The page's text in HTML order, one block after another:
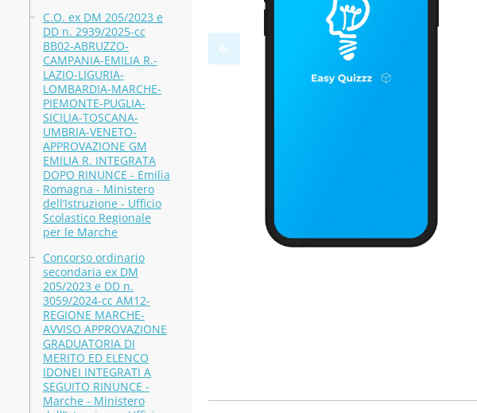
C.O. ex DM 205/2023 e
DD n. 2939/2025-cc
BB02-ABRUZZO-
CAMPANIA-EMILIA R.-
LAZIO-LIGURIA-
LOMBARDIA-MARCHE-
PIEMONTE-PUGLIA-
SICILIA-TOSCANA-
UMBRIA-VENETO-
APPROVAZIONE GM
EMILIA R. INTEGRATA
DOPO RINUNCE - Emilia
Romagna - Ministero
dell’Istruzione - Ufficio
Scolastico Regionale
per le Marche
Concorso ordinario
secondaria ex DM
205/2023 e DD n.
3059/2024-cc AM12-
REGIONE MARCHE-
AVVISO APPROVAZIONE
GRADUATORIA DI
MERITO ED ELENCO
IDONEI INTEGRATI A
SEGUITO RINUNCE -
Marche - Ministero